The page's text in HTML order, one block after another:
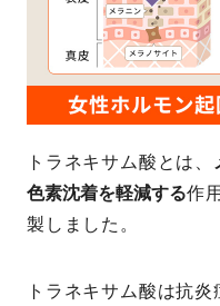
トラネキサム酸とは、
色素沈着を軽減する作
製しました。
トラネキサム酸は抗